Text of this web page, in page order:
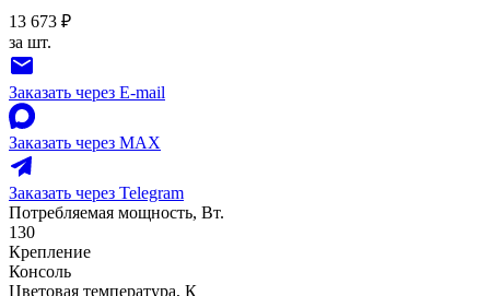
13 673 ₽
за шт.
Заказать через E-mail
Заказать через MAX
Заказать через Telegram
Потребляемая мощность, Вт.
130
Крепление
Консоль
Цветовая температура, К